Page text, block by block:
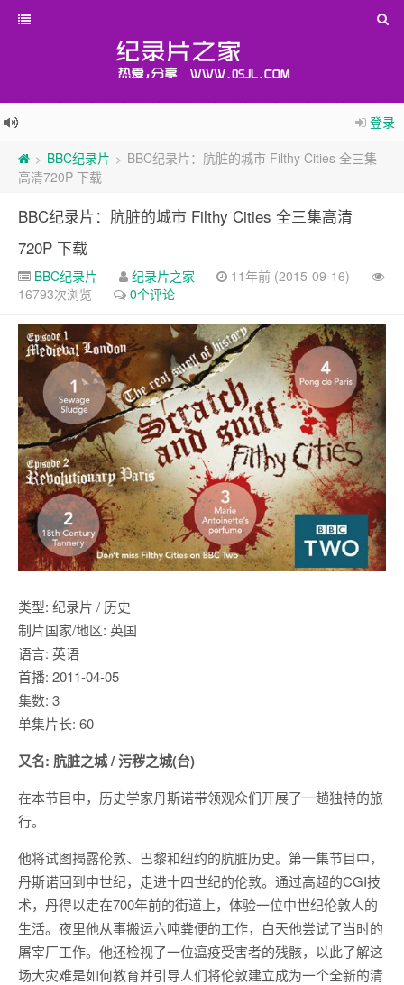
登录
> BBC纪录片 > BBC纪录片：肮脏的城市 Filthy Cities 全三集
高清720P 下载
BBC纪录片：肮脏的城市 Filthy Cities 全三集高清
720P 下载
BBC纪录片 纪录片之家
11年前 (2015-09-16)
16793次浏览
0个评论
类型: 纪录片 / 历史
制片国家/地区: 英国
语言: 英语
首播: 2011-04-05
集数: 3
单集片长: 60
又名: 肮脏之城 / 污秽之城(台)
在本节目中，历史学家丹斯诺带领观众们开展了一趟独特的旅
行。
他将试图揭露伦敦、巴黎和纽约的肮脏历史。第一集节目中，
丹斯诺回到中世纪，走进十四世纪的伦敦。通过高超的CGI技
术，丹得以走在700年前的街道上，体验一位中世纪伦敦人的
生活。夜里他从事搬运六吨粪便的工作，白天他尝试了当时的
屠宰厂工作。他还检视了一位瘟疫受害者的残骸，以此了解这
场大灾难是如何教育并引导人们将伦敦建立成为一个全新的清